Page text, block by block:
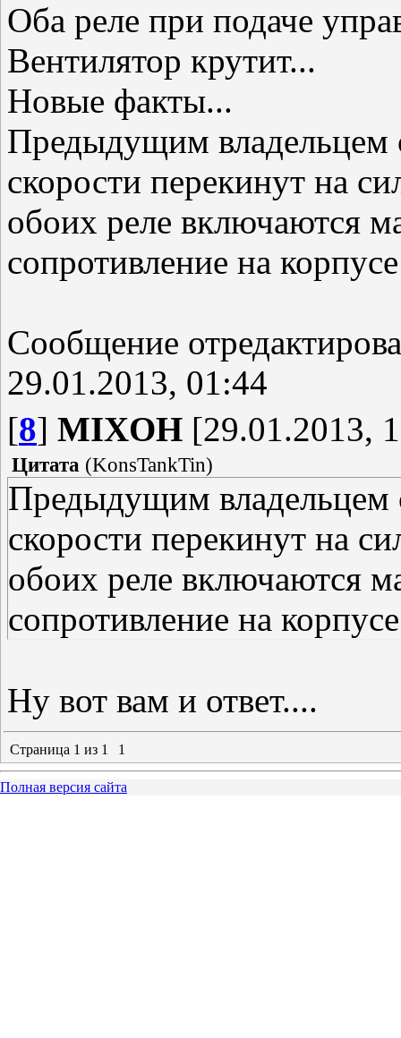
Оба реле при подаче
Вентилятор крутит...
Новые факты...
Предыдущим владельцем
скорости перекинут на
обоих реле включаются
сопротивление на
Сообщение
29.01.2013, 01:44
[8] MIXOH [29.01.2013,
Цитата (KonsTankTin)
Предыдущим владельцем
скорости перекинут на
обоих реле включаются
сопротивление на
Ну вот вам и ответ....
Страница 1 из 1 1
Полная версия сайта